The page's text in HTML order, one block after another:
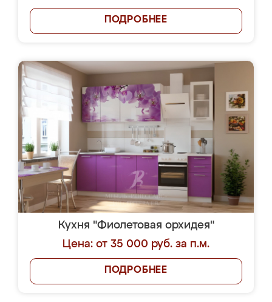
ПОДРОБНЕЕ
Кухня "Фиолетовая орхидея"
Цена: от 35 000 руб. за п.м.
ПОДРОБНЕЕ